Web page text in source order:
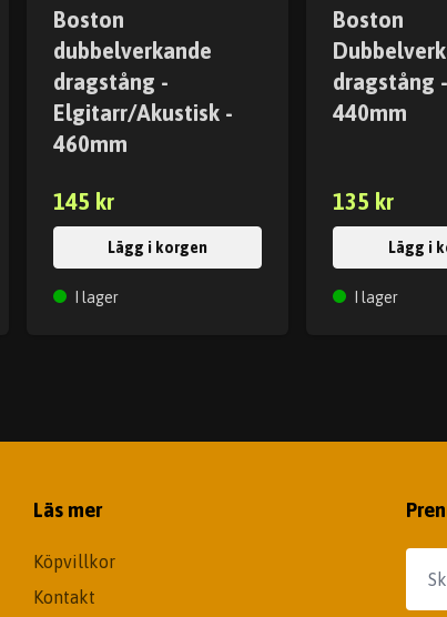
Boston
dubbelverkande
dragstång -
Elgitarr/Akustisk -
460mm
145 kr
Lägg i korgen
I lager
Boston
dragstång
440mm
135 kr
Lägg i
I lager
Läs mer
Köpvillkor
Kontakt